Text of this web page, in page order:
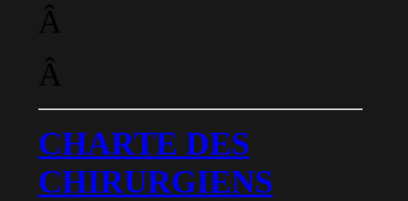
Â
Â
CHARTE DES
CHIRURGIENS